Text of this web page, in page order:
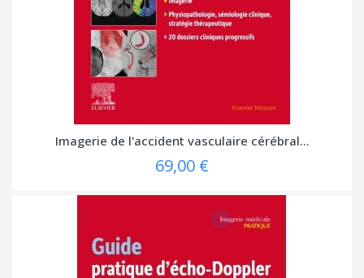
Imagerie de l'accident vasculaire cérébral...
69,00 €